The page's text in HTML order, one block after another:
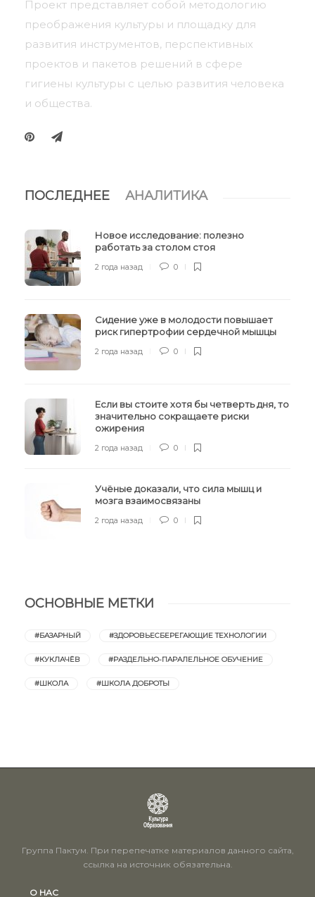
Проект представляет собой методологию
преображения культуры и площадку для
развития инструментов, перспективных
проектов и пакетов решений в сфере
гигиены культуры с целью развития человека
и общества.
ПОСЛЕДНЕЕ АНАЛИТИКА
Новое исследование: полезно
работать за столом стоя
2 года назад 0
Сидение уже в молодости повышает
риск гипертрофии сердечной мышцы
2 года назад 0
Если вы стоите хотя бы четверть дня, то
значительно сокращаете риски
ожирения
2 года назад 0
Учёные доказали, что сила мышц и
мозга взаимосвязаны
2 года назад 0
ОСНОВНЫЕ МЕТКИ
#БАЗАРНЫЙ #ЗДОРОВЬЕСБЕРЕГАЮЩИЕ ТЕХНОЛОГИИ
#КУКЛАЧЁВ #РАЗДЕЛЬНО-ПАРАЛЕЛЬНОЕ ОБУЧЕНИЕ
#ШКОЛА #ШКОЛА ДОБРОТЫ
Группа Пактум. При перепечатке материалов данного сайта,
ссылка на источник обязательна.
О НАС